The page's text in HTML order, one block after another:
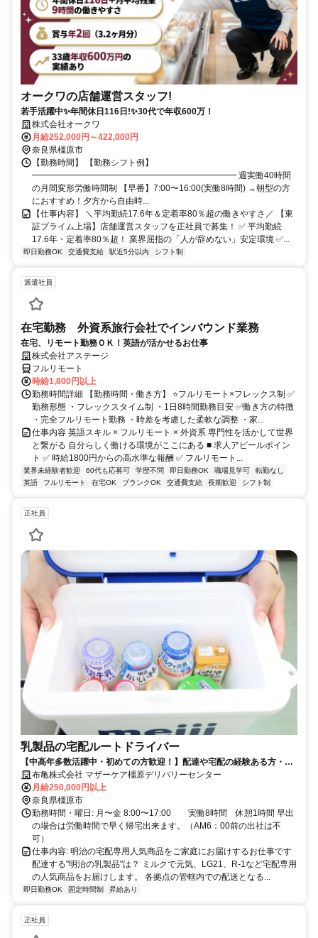
オークワの店舗運営スタッフ!
若手活躍中✨年間休日116日!✨30代で年収600万！
株式会社オークワ
月給252,000円～422,000円
奈良県橿原市
【勤務時間】 【勤務シフト例】
━━━━━━━━━━━━━━━━━━━━━━━━ 週実働40時間
の月間変形労働時間制 【早番】7:00〜16:00(実働8時間) →朝型の方
におすすめ！夕方から自由時...
【仕事内容】 ＼平均勤続17.6年＆定着率80％超の働きやすさ／ 【東
証プライム上場】店舗運営スタッフを正社員で募集！ ✅ 平均勤続
17.6年・定着率80％超！ 業界屈指の「人が辞めない」安定環境 ✅...
即日勤務OK 交通費支給 駅近5分以内 シフト制
派遣社員
在宅勤務 外資系旅行会社でインバウンド業務
在宅、リモート勤務ＯＫ！英語が活かせるお仕事
株式会社アステージ
フルリモート
時給1,800円以上
勤務時間詳細 【勤務時間・働き方】 ⭐フルリモート×フレックス制 ✅
勤務形態 ・フレックスタイム制 ・1日8時間勤務目安 ✅働き方の特徴
・完全フルリモート勤務 ・時差を考慮した柔軟な調整 ・家...
仕事内容 英語スキル × フルリモート × 外資系 専門性を活かして世界
と繋がる 自分らしく働ける環境がここにある ■ 求人アピールポイン
ト ✅ 時給1800円からの高水準な報酬 ✅ フルリモート...
業界未経験者歓迎 60代も応募可 学歴不問 即日勤務OK 職場見学可
転勤なし
英語
フルリモート 在宅OK ブランクOK 交通費支給 長期歓迎 シフト制
正社員
乳製品の宅配ルートドライバー
【中高年多数活躍中・初めての方歓迎！】配達や宅配の経験ある方・好
きな方歓迎
布亀株式会社 マザーケア橿原デリバリーセンター
月給250,000円以上
奈良県橿原市
勤務時間・曜日: 月〜金 8:00〜17:00 実働8時間 休憩1時間 早出
の場合は労働時間で早く帰宅出来ます。（AM6：00前の出社は不
可）
仕事内容: 明治の宅配専用人気商品をご家庭にお届けするお仕事です
配達する"明治の乳製品"は？ ミルクで元気、LG21、R-1など宅配専用
の人気商品をお届けします。 各拠点の管轄内での配送となる...
即日勤務OK 固定時間制 昇給あり
正社員